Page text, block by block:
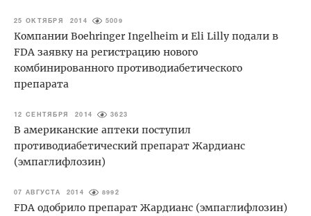
25 ОКТЯБРЯ 2014 5009
Компании Boehringer Ingelheim и Eli Lilly подали в
FDA заявку на регистрацию нового
комбинированного противодиабетического
препарата
12 СЕНТЯБРЯ 2014 3623
В американские аптеки поступил
противодиабетический препарат Жардианс
(эмпаглифлозин)
07 АВГУСТА 2014 8992
FDA одобрило препарат Жардианс (эмпаглифлозин)